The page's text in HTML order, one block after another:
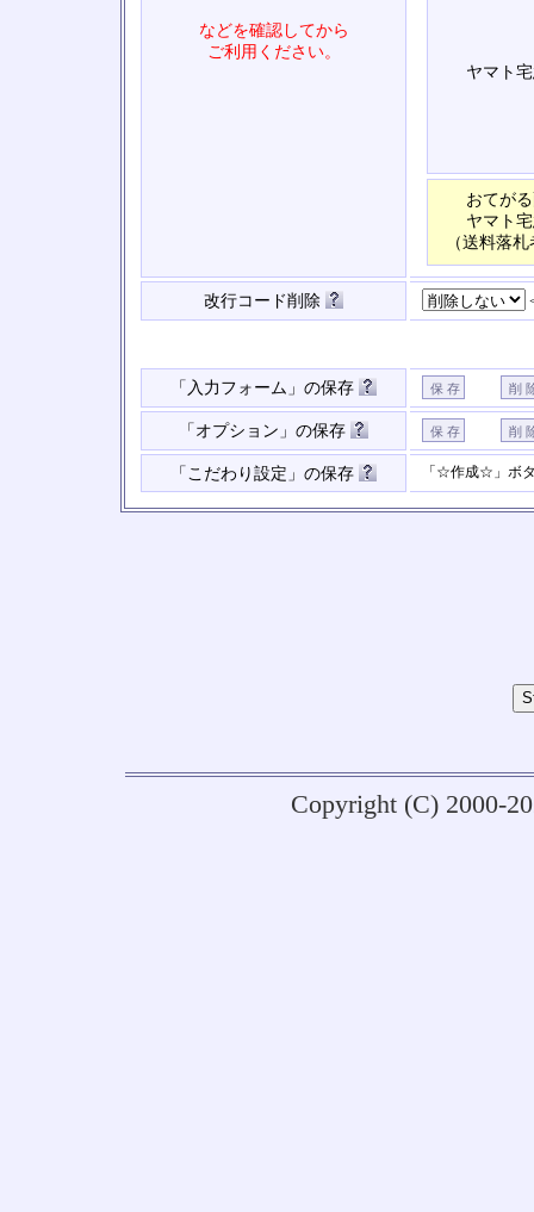
などを確認してから
ご利用ください。
ヤマト
おてが
ヤマト
（送料落
改行コード削除
「入力フォーム」の保存
「オプション」の保存
「こだわり設定」の保存 「☆作成☆」ボ
Copyright (C) 2000-